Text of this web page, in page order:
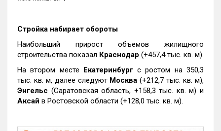
Стройка набирает обороты
Наибольший прирост объемов жилищного
строительства показал Краснодар (+457,4 тыс. кв. м).
На втором месте
Екатеринбургс ростом на 350,3
тыс. кв. м, далее следуют Москва (+212,7 тыс. кв. м),
Энгельс (Саратовская область, +158,3 тыс. кв. м) и
Аксай в Ростовской области (+128,0 тыс. кв. м).